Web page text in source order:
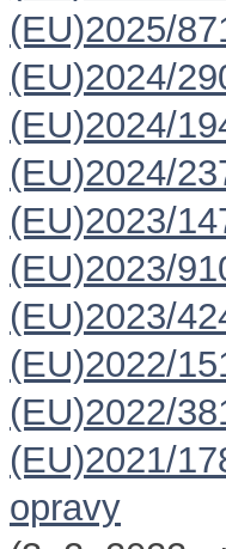
(EU)2025/
(EU)2024/
(EU)2024/
(EU)2024/
(EU)2023/
(EU)2023/
(EU)2023/
(EU)2022/
(EU)2022/
(EU)2021/
opravy